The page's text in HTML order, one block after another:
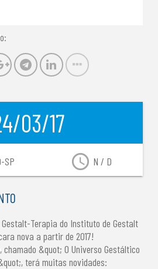
03/17
access_time N / D
SP
Terapia do Instituto de Gestalt
nova a partir de 2017!
&quot; O Universo Gestáltico
terá muitas novidades: